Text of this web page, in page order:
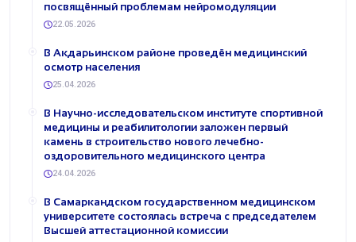
посвящённый проблемам нейромодуляции
22.05.2026
В Акдарьинском районе проведён медицинский
осмотр населения
25.04.2026
В Научно-исследовательском институте спортивной
медицины и реабилитологии заложен первый
камень в строительство нового лечебно-
оздоровительного медицинского центра
24.04.2026
В Самаркандском государственном медицинском
университете состоялась встреча с председателем
Высшей аттестационной комиссии